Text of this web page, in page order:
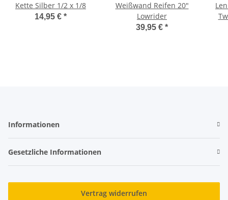
Kette Silber 1/2 x 1/8
14,95 € *
Weißwand Reifen 20"
Lowrider
39,95 € *
Informationen
Gesetzliche Informationen
Vertrag widerrufen